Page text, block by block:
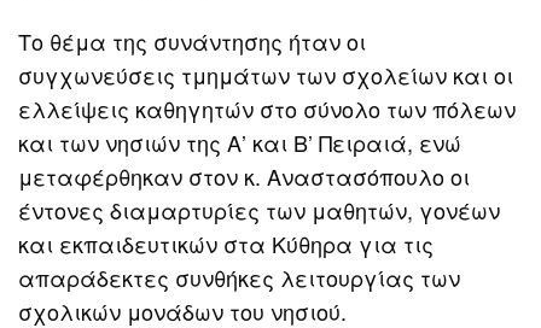
Το θέμα της συνάντησης ήταν οι
συγχωνεύσεις τμημάτων των σχολείων και οι
ελλείψεις καθηγητών στο σύνολο των πόλεων
και των νησιών της Α’ και Β’ Πειραιά, ενώ
μεταφέρθηκαν στον κ. Αναστασόπουλο οι
έντονες διαμαρτυρίες των μαθητών, γονέων
και εκπαιδευτικών στα Κύθηρα για τις
απαράδεκτες συνθήκες λειτουργίας των
σχολικών μονάδων του νησιού.